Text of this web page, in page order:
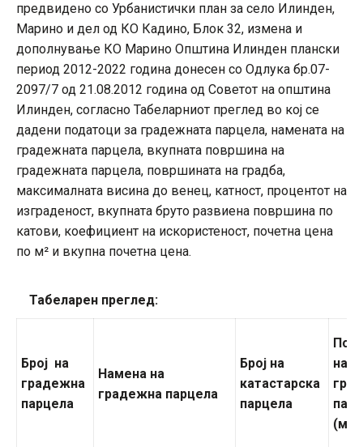
предвидено со Урбанистички план за село Илинден,
Марино и дел од КО Кадино, Блок 32, измена и
дополнување КО Марино Општина Илинден плански
период 2012-2022 година донесен со Одлука бр.07-
2097/7 од 21.08.2012 година од Советот на општина
Илинден, согласно Табеларниот преглед во кој се
дадени податоци за градежната парцела, намената на
градежната парцела, вкупната површина на
градежната парцела, површината на градба,
максималната висина до венец, катност, процентот на
изграденост, вкупната бруто развиена површина по
катови, коефициент на искористеност, почетна цена
по м² и вкупна почетна цена.
Табеларен преглед:
Број на
градежна
парцела
Намена на
градежна парцела
Број на
катастарска
парцела
на
(м²)